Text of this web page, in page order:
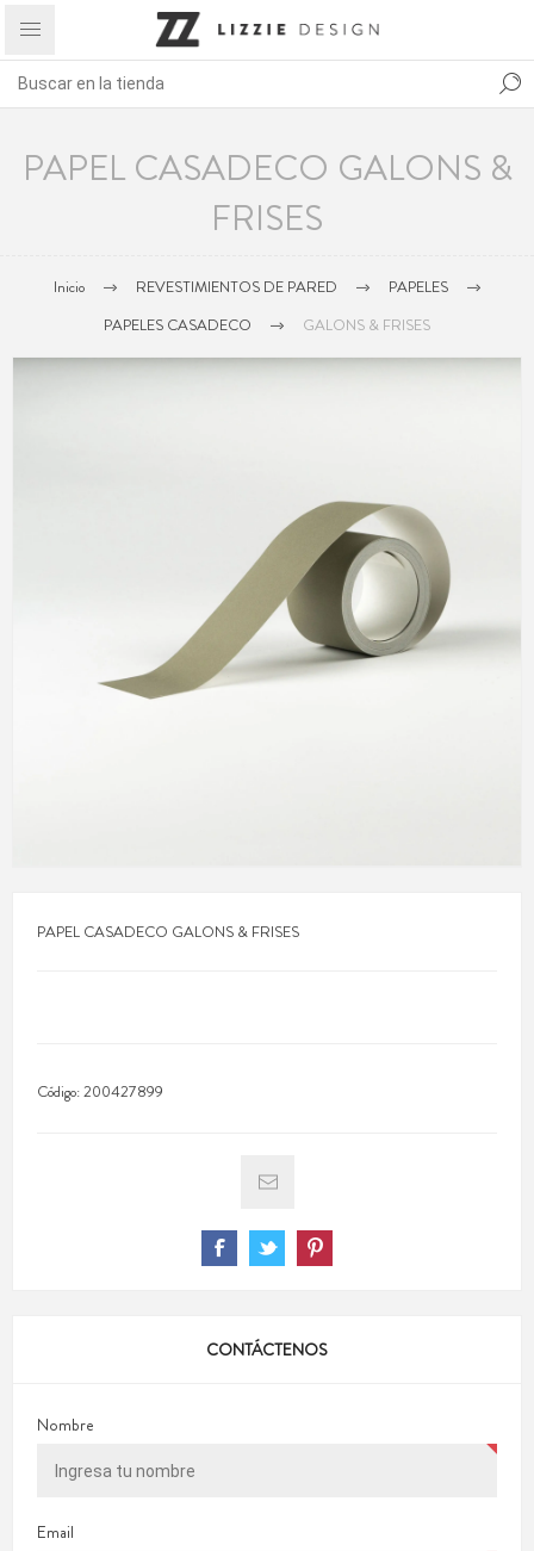
PAPEL CASADECO GALONS &
FRISES
Inicio REVESTIMIENTOS DE PARED
PAPELES
PAPELES CASADECO
GALONS & FRISES
PAPEL CASADECO GALONS & FRISES
Código:200427899
CONTÁCTENOS
Nombre
Email